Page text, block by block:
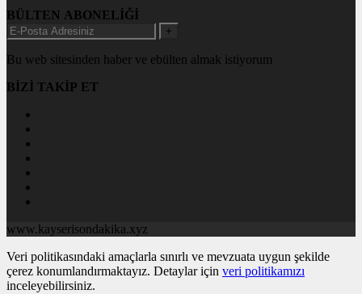
BÜLTEN ABONELİĞİ
+
Bu web sitesinden haber ve ebülten almak istiyorum
BİZİ TAKİP ET
www.kayserisondakika.xyz
Veri politikasındaki amaçlarla sınırlı ve mevzuata uygun şekilde
çerez konumlandırmaktayız. Detaylar için veri politikamızı
inceleyebilirsiniz.